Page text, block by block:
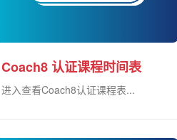
Coach8 认证课程时间表
进入查看Coach8认证课程表...